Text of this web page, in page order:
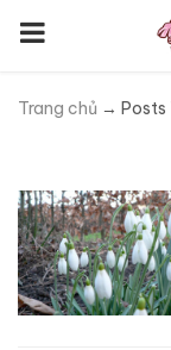
Trang chủ →